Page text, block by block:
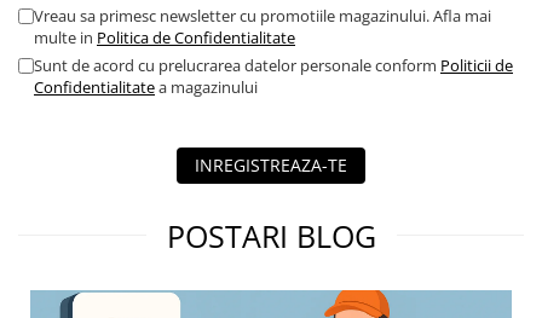
Vreau sa primesc newsletter cu promotiile magazinului. Afla mai
multe in Politica de Confidentialitate
Sunt de acord cu prelucrarea datelor personale conform Politicii de
Confidentialitatea magazinului
INREGISTREAZA-TE
POSTARI BLOG